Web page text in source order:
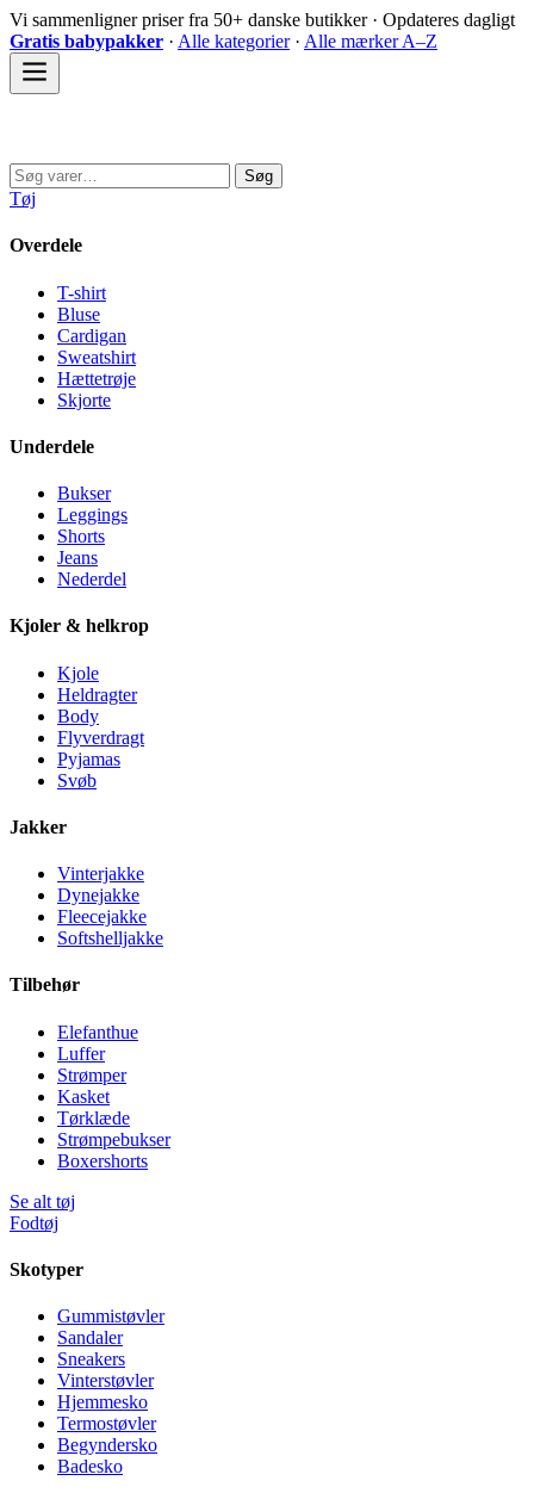
Spring
til
indhold
Vi sammenligner priser fra 50+ danske butikker · Opdateres dagligt
Gratis babypakker · Alle kategorier· Alle mærker A–Z
Søg
efter:
Søg
Tøj
Overdele
T-shirt
Bluse
Cardigan
Sweatshirt
Hættetrøje
Skjorte
Underdele
Bukser
Leggings
Shorts
Jeans
Nederdel
Kjoler & helkrop
Kjole
Heldragter
Body
Flyverdragt
Pyjamas
Svøb
Jakker
Vinterjakke
Dynejakke
Fleecejakke
Softshelljakke
Tilbehør
Elefanthue
Luffer
Strømper
Kasket
Tørklæde
Strømpebukser
Boxershorts
Se alt tøj
Fodtøj
Skotyper
Gummistøvler
Sandaler
Sneakers
Vinterstøvler
Hjemmesko
Termostøvler
Begyndersko
Badesko